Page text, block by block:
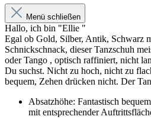
Menü schließen
Hallo, ich bin "Ellie "
Egal ob Gold, Silber, Antik, Schwarz
Schnickschnack, dieser Tanzschuh
oder Tango , optisch raffiniert, nicht
Du suchst. Nicht zu hoch, nicht zu
bequem, Zehen drücken nicht. Der
Absatzhöhe: Fantastisch
mit entsprechender